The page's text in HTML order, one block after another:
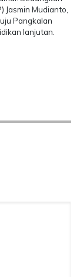
Jasmin Mudianto,
Pangkalan
lanjutan.